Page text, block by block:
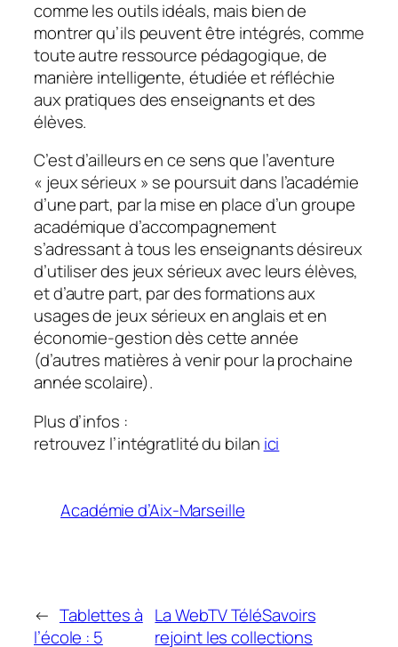
comme les outils idéals, mais bien de
montrer qu’ils peuvent être intégrés, comme
toute autre ressource pédagogique, de
manière intelligente, étudiée et réfléchie
aux pratiques des enseignants et des
élèves.
C’est d’ailleurs en ce sens que l’aventure
« jeux sérieux » se poursuit dans l’académie
d’une part, par la mise en place d’un groupe
académique d’accompagnement
s’adressant à tous les enseignants désireux
d’utiliser des jeux sérieux avec leurs élèves,
et d’autre part, par des formations aux
usages de jeux sérieux en anglais et en
économie-gestion dès cette année
(d’autres matières à venir pour la prochaine
année scolaire).
Plus d’infos :
retrouvez l’intégratlité du bilan ici
Académie d’Aix-Marseille
← Tablettes à
l’école : 5
La WebTV TéléSavoirs
rejoint les collections